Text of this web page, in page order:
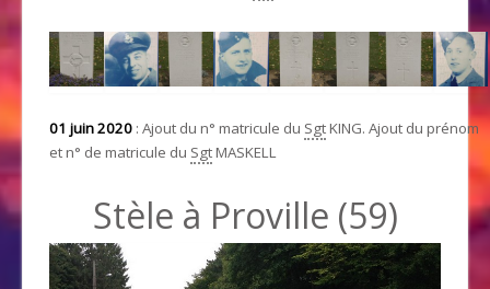
01 juin 2020 : Ajout du n° matricule du SgtKING. Ajout du prénom
et n° de matricule du SgtMASKELL
Stèle à Proville (59)